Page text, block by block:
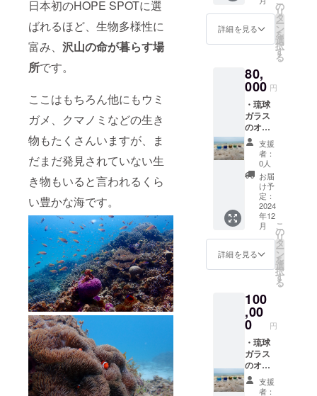
日本初のHOPE SPOTに選
ばれるほど、生物多様性に
富み、 沢山の命が暮らす場
所です。
ここはもちろん他にもウミ
ガメ、クマノミなどの生き
物もたくさんいますが、ま
だまだ発見されていない生
き物もいると言われるくら
い豊かな海です。
は後日
にて共
有しま
をお願
い致し
ます。
方法〉
詳細は
メール
で連絡
致しま
す。
〈店舗
の詳
細〉 沖
縄県名
護市天
仁屋
（詳細
な住所
は後日
にて共
有しま
〈日
時〉24
年12月
沖縄県
名護市
天仁屋
〈支援
者様の
交通費
や滞在
費〉 支
援者様
の交通
費、滞
在費は
各自で
ご負担
をお願
い致し
ます。
方法〉
詳細は
メール
で連絡
致しま
す。
〈店舗
の詳
細〉 沖
8.5cm
・琉球
ガラス
のオリ
ジナル
トグラ
ス 2つ
〈商品
詳細〉
直径
4cm 高
さ6cm
・建設
予定の
琉球ガ
ラス工
房に
て、 琉
球ガラ
スつく
り体
験 6名
様でな
くても
ご利用
いただ
けま
す。
〈日
時〉24
年12月
詳細を見る
の
リ
タ
ー
ン
を
選
択
す
る
80,
000 円
︎・琉球
ガラス
のオリ
ジナル
グラ
ス 2つ
〈商品
詳細〉
直径
6.5cm
高さ
8.5cm
・琉球
ガラス
のオリ
ジナル
トグラ
ス 2つ
〈商品
詳細〉
直径
4cm 高
さ6cm
・琉球
ガラス
支援
者：
0人
お届
け予
定：
2024
年12
月
詳細を見る
こ
の
リ
タ
ー
ン
を
選
択
す
る
100
,00
0 円
︎・琉球
ガラス
のオリ
ジナル
グラ支援
者：